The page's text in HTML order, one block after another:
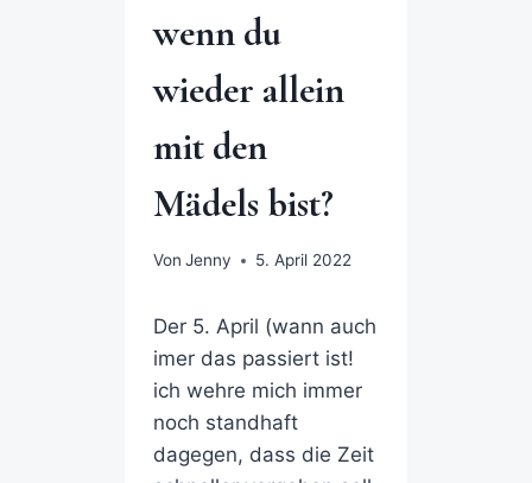
wenn du
wieder allein
mit den
Mädels bist?
Von Jenny 5. April 2022
Der 5. April (wann auch
imer das passiert ist!
ich wehre mich immer
noch standhaft
dagegen, dass die Zeit